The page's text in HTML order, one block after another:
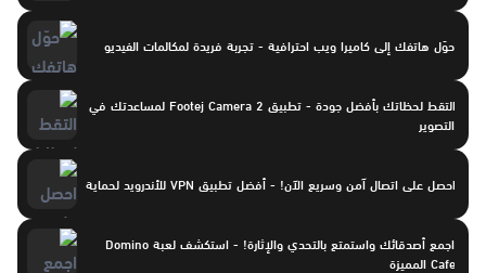
حوّل هاتفك إلى كاميرا ويب احترافية - تجربة فريدة لمكالمات الفيديو
التقط لحظاتك بأفضل جودة - تطبيق Footej Camera 2 لمساعدتك في
التصوير
احصل على اتصال آمن وسريع الآن! - أفضل تطبيق VPN للأندرويد لحماية
اجمع أصدقائك واستمتع بالتحدي والإثارة! - استكشف لعبة Domino
Cafe المميزة